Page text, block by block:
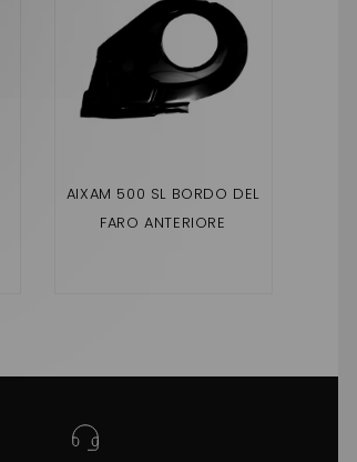
AIXAM 500 SL BORDO DEL
FARO ANTERIORE